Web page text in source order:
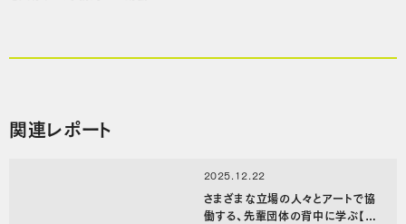
関連レポート
2025.12.22
さまざまな立場の人々とアートで協
働する、先輩団体の背中に学ぶ【ジ